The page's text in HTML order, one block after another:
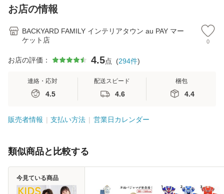
カバー 前 Keia＋
かわ
お店の情報
BACKYARD FAMILY インテリアタウン au PAY マー
ケット店
0
お店の評価： 4.5点 (294件)
連絡・応対
4.5
配送スピード
4.6
梱包
4.4
販売者情報 支払い方法 営業日カレンダー
類似商品と比較する
今見ている商品